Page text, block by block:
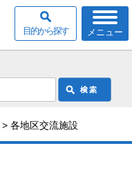
メニュー
目的から探す
> 各地区交流施設